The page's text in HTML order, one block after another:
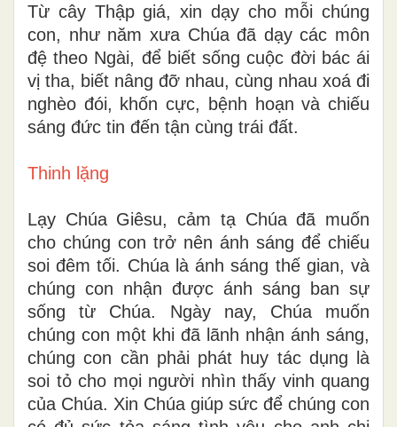
Từ cây Thập giá, xin dạy cho mỗi chúng
con, như năm xưa Chúa đã dạy các môn
đệ theo Ngài, để biết sống cuộc đời bác ái
vị tha, biết nâng đỡ nhau, cùng nhau xoá đi
nghèo đói, khốn cực, bệnh hoạn và chiếu
sáng đức tin đến tận cùng trái đất.
Thinh lặng
Lạy Chúa Giêsu, cảm tạ Chúa đã muốn
cho chúng con trở nên ánh sáng để chiếu
soi đêm tối. Chúa là ánh sáng thế gian, và
chúng con nhận được ánh sáng ban sự
sống từ Chúa. Ngày nay, Chúa muốn
chúng con một khi đã lãnh nhận ánh sáng,
chúng con cần phải phát huy tác dụng là
soi tỏ cho mọi người nhìn thấy vinh quang
của Chúa. Xin Chúa giúp sức để chúng con